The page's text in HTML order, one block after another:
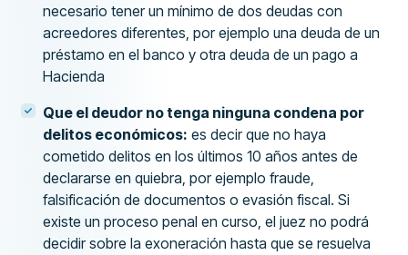
necesario tener un mínimo de dos deudas con
acreedores diferentes, por ejemplo una deuda de un
préstamo en el banco y otra deuda de un pago a
Hacienda
Que el deudor no tenga ninguna condena por
delitos económicos: es decir que no haya
cometido delitos en los últimos 10 años antes de
declararse en quiebra, por ejemplo fraude,
falsificación de documentos o evasión fiscal. Si
existe un proceso penal en curso, el juez no podrá
decidir sobre la exoneración hasta que se resuelva